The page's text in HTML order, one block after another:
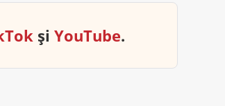
șiYouTube.